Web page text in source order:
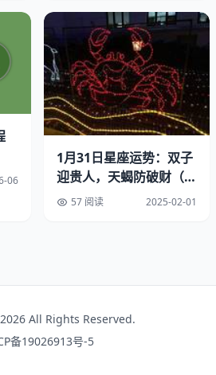
灾难预防的直觉预警，五颗星保
决策能力初步展现，两颗星显示
（团队协作有序且高效，四颗星
（面对压力时能够保持冷静并做
较强的抗压能力）
贵荣华）
06
1月31日星座运势：双子
迎贵人，天蝎防破财（必
看榜单）
57 阅读 2025-02-01
All Rights Reserved.
备19026913号-5